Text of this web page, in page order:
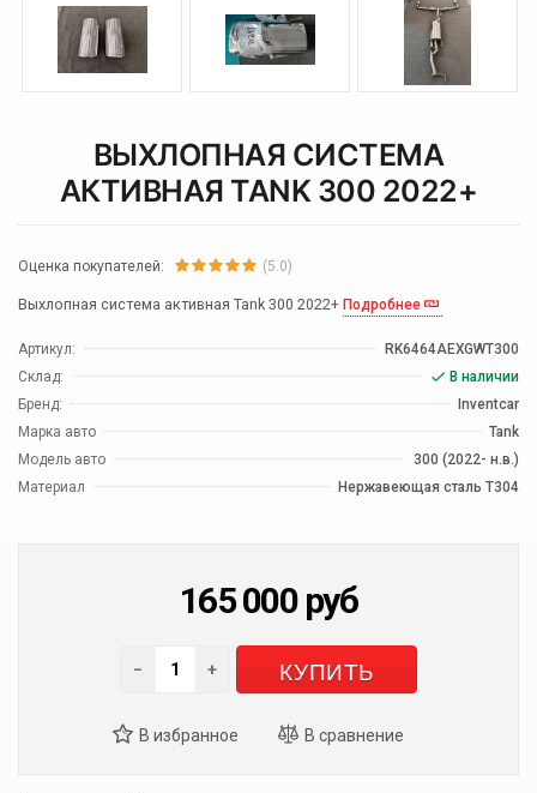
ВЫХЛОПНАЯ СИСТЕМА
АКТИВНАЯ TANK 300 2022+
Оценка покупателей: (5.0)
Выхлопная система активная Tank 300 2022+ Подробнее
Артикул:
RK6464AEXGWT300
Склад:
В наличии
Бренд:
Inventcar
Марка авто
Tank
Модель авто
300 (2022- н.в.)
Материал
Нержавеющая сталь Т304
165 000 руб
− + КУПИТЬ